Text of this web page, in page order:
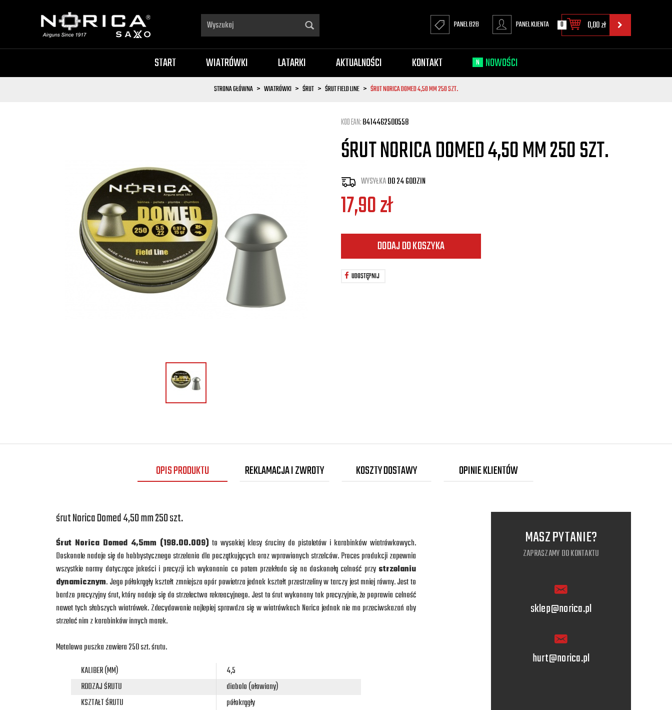
0 0,00zł
PANEL B2B PANEL KLIENTA
START WIATRÓWKI LATARKI AKTUALNOŚCI KONTAKT N NOWOŚCI
STRONA GŁÓWNA WIATRÓWKI ŚRUT ŚRUT FIELD LINE ŚRUT NORICA DOMED 4,50 MM 250 SZT.
KOD EAN:8414462500558
ŚRUT NORICA DOMED 4,50 MM 250 SZT.
WYSYŁKADO 24 GODZIN
17,90zł
DODAJ DO KOSZYKA
UDOSTĘPNIJ
OPIS PRODUKTU REKLAMACJA I ZWROTY KOSZTY DOSTAWY OPINIE KLIENTÓW
śrut Norica Domed 4,50 mm 250 szt.
Śrut Norica Domed 4,5mm (198.00.009) to wysokiej klasy śruciny do pistoletów i karabinków wiatrówkowych.
Doskonale nadaje się do hobbystycznego strzelania dla początkujących oraz wprawionych strzelców. Proces produkcji zapewnia
wszystkie normy dotyczące jakości i precyzji ich wykonania co potem przekłada się na doskonałą celność przy strzelaniu
dynamicznym. Jego półokrągły kształt zmniejsza opór powietrza jednak kształt przestrzeliny w tarczy jest mniej równy. Jest to
bardzo precyzyjny śrut, który nadaje się do strzelectwa rekreacyjnego. Jest to śrut wykonany tak precyzyjnie, że poprawia celność
nawet tych słabszych wiatrówek. Zdecydowanie najlepiej sprawdza się w wiatrówkach Norica jednak nie ma przeciwskazań aby
strzelać nim z karabinków innych marek.
Metalowa puszka zawiera 250 szt. śrutu.
KALIBER (MM)
4,5
RODZAJ ŚRUTU
diabolo (ołowiany)
KSZTAŁT ŚRUTU
półokrągły
MASZ PYTANIE?
ZAPRASZAMY DO KONTAKTU
sklep@norica.pl
hurt@norica.pl